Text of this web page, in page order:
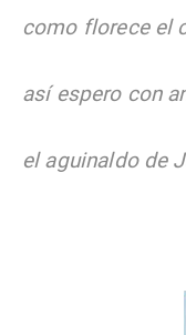
como florece el
así espero con
el aguinaldo de